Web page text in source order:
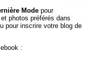
Modepour
photos préférés dans
pour inscrire votre blog de
: